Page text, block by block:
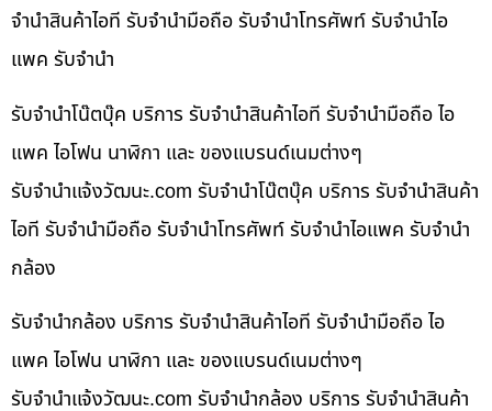
จำนำสินค้าไอที รับจำนำมือถือ รับจำนำโทรศัพท์ รับจำนำไอ
แพค รับจำนำ
รับจำนำโน๊ตบุ๊ค บริการ รับจำนำสินค้าไอที รับจำนำมือถือ ไอ
แพค ไอโฟน นาฬิกา และ ของแบรนด์เนมต่างๆ
รับจํานําแจ้งวัฒนะ.com รับจำนำโน๊ตบุ๊ค บริการ รับจำนำสินค้า
ไอที รับจำนำมือถือ รับจำนำโทรศัพท์ รับจำนำไอแพค รับจำนำ
กล้อง
รับจำนำกล้อง บริการ รับจำนำสินค้าไอที รับจำนำมือถือ ไอ
แพค ไอโฟน นาฬิกา และ ของแบรนด์เนมต่างๆ
รับจํานําแจ้งวัฒนะ.com รับจำนำกล้อง บริการ รับจำนำสินค้า